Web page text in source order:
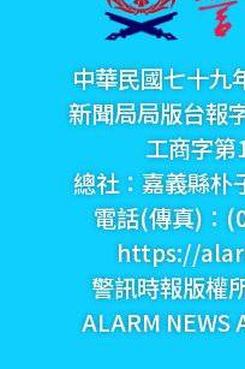
中華民國七十九
新聞局局版台報
工商字
總社：嘉義縣朴
電話(傳真)：
https://
警訊時報版權
ALARM